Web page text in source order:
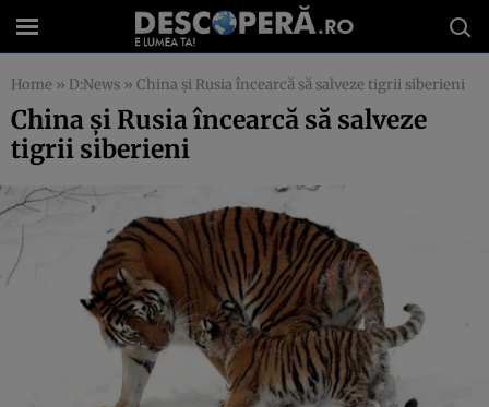
Home » D:News » China şi Rusia încearcă să salveze tigrii siberieni
China şi Rusia încearcă să salveze
tigrii siberieni